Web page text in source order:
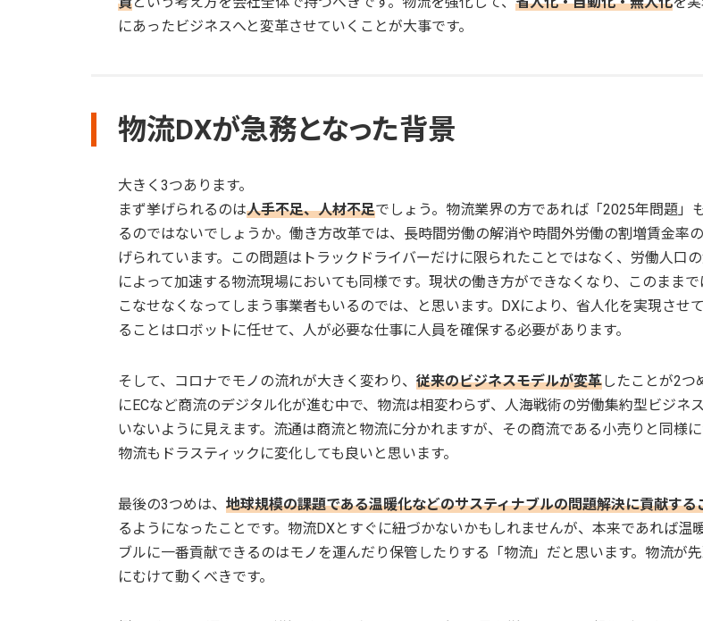
にあったビジネスへと変革させていくことが大事です。
物流DXが急務となった背景
大きく3つあります。
まず挙げられるのは人手不足、人材不足でしょう。物流業界の方であれば「2025年問題」
るのではないでしょうか。働き方改革では、長時間労働の解消や時間外労働の割増賃金率
げられています。この問題はトラックドライバーだけに限られたことではなく、労働人口
によって加速する物流現場においても同様です。現状の働き方ができなくなり、このまま
こなせなくなってしまう事業者もいるのでは、と思います。DXにより、省人化を実現させ
ることはロボットに任せて、人が必要な仕事に人員を確保する必要があります。
そして、コロナでモノの流れが大きく変わり、 従来のビジネスモデルが変革したことが2つ
にECなど商流のデジタル化が進む中で、物流は相変わらず、人海戦術の労働集約型ビジネ
いないように見えます。流通は商流と物流に分かれますが、その商流である小売りと同様
物流もドラスティックに変化しても良いと思います。
最後の3つめは、 地球規模の課題である温暖化などのサスティナブルの問題解決に貢献する
るようになったことです。物流DXとすぐに紐づかないかもしれませんが、本来であれば温
ブルに一番貢献できるのはモノを運んだり保管したりする「物流」だと思います。物流が
にむけて動くべきです。